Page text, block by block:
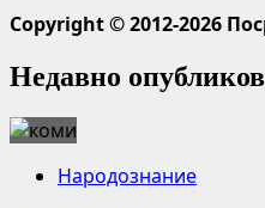
Copyright © 2012-2026
Недавно
Народознание